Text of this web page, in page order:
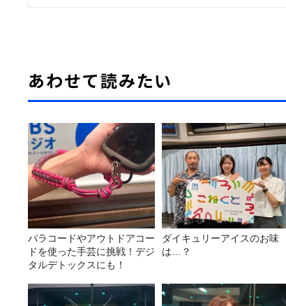
あわせて読みたい
パラコードやアウトドアコー
ドを使った手芸に挑戦！デジ
タルデトックスにも！
ダイキュリーアイスのお味
は…？